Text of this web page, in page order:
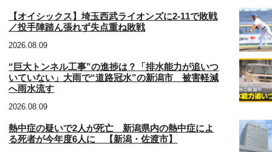
【オイシックス】埼玉西武ライオンズに2‐11で敗戦
／投手陣踏ん張れず失点重ね敗戦
2026.08.09
“巨大トンネル工事”の進捗は？「排水能力が追いつ
いていない」大雨で“道路冠水”の新潟市 被害軽減
へ雨水流す
2026.08.09
熱中症の疑いで2人が死亡 新潟県内の熱中症によ
る死者が今年度6人に 【新潟・佐渡市】